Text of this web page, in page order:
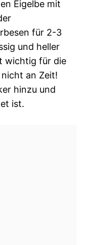
Eigelbe mit
für 2-3
und heller
wichtig für die
an Zeit!
hinzu und
ist.